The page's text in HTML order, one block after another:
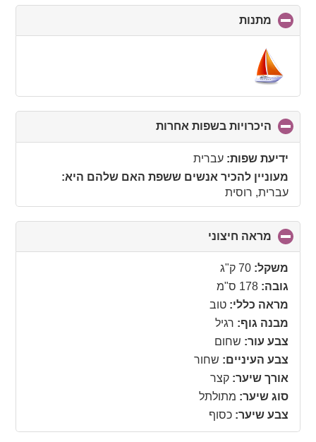
מתנות
to
היכרויות בשפות אחרות
to
ידיעת שפות: עברית
מעוניין להכיר אנשים ששפת האם שלהם היא:
עברית, רוסית
מראה חיצוני
to
משקל: 70 ק"ג
גובה: 178 ס"מ
מראה כללי: טוב
מבנה גוף: רגיל
צבע עור: שחום
צבע העיניים: שחור
אורך שיער: קצר
סוג שיער: מתולתל
צבע שיער: כסוף